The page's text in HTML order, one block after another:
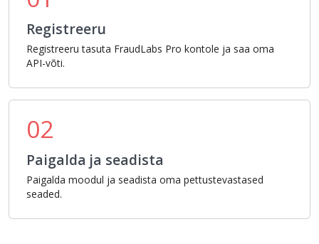
Registreeru
Registreeru tasuta FraudLabs Pro kontole ja saa oma
API-võti.
02
Paigalda ja seadista
Paigalda moodul ja seadista oma pettustevastased
seaded.